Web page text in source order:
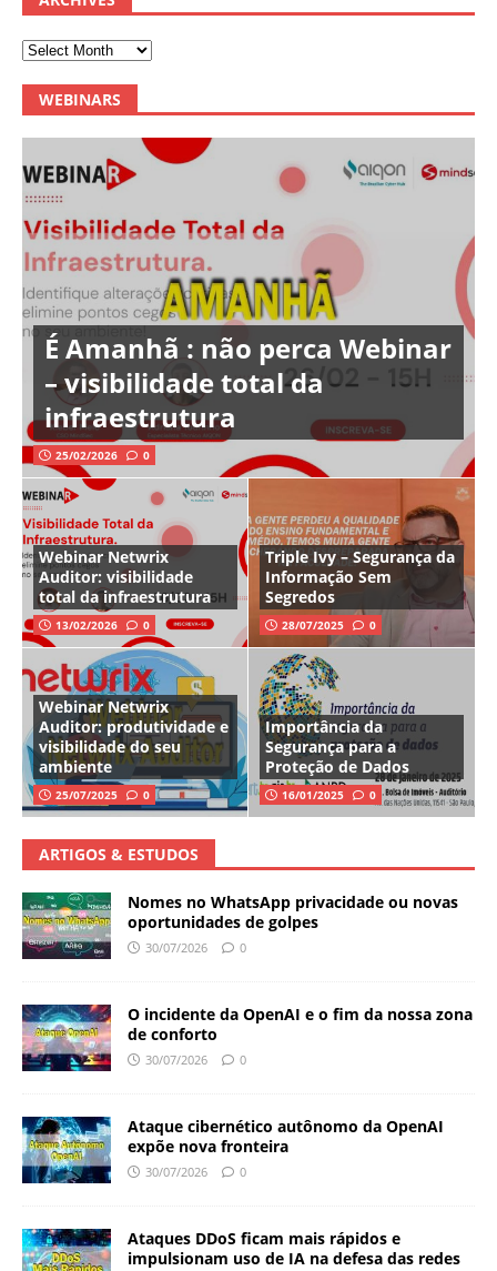
WEBINARS
É Amanhã : não perca Webinar
– visibilidade total da
infraestrutura
25/02/2026 0
Webinar Netwrix
Auditor: visibilidade
total da infraestrutura
13/02/2026 0
Triple Ivy – Segurança da
Informação Sem
Segredos
28/07/2025 0
Webinar Netwrix
Auditor: produtividade e
visibilidade do seu
ambiente
25/07/2025 0
Importância da
Segurança para a
Proteção de Dados
16/01/2025 0
ARTIGOS & ESTUDOS
Nomes no WhatsApp privacidade ou novas
oportunidades de golpes
30/07/2026 0
O incidente da OpenAI e o fim da nossa zona
de conforto
30/07/2026 0
Ataque cibernético autônomo da OpenAI
expõe nova fronteira
30/07/2026 0
Ataques DDoS ficam mais rápidos e
impulsionam uso de IA na defesa das redes